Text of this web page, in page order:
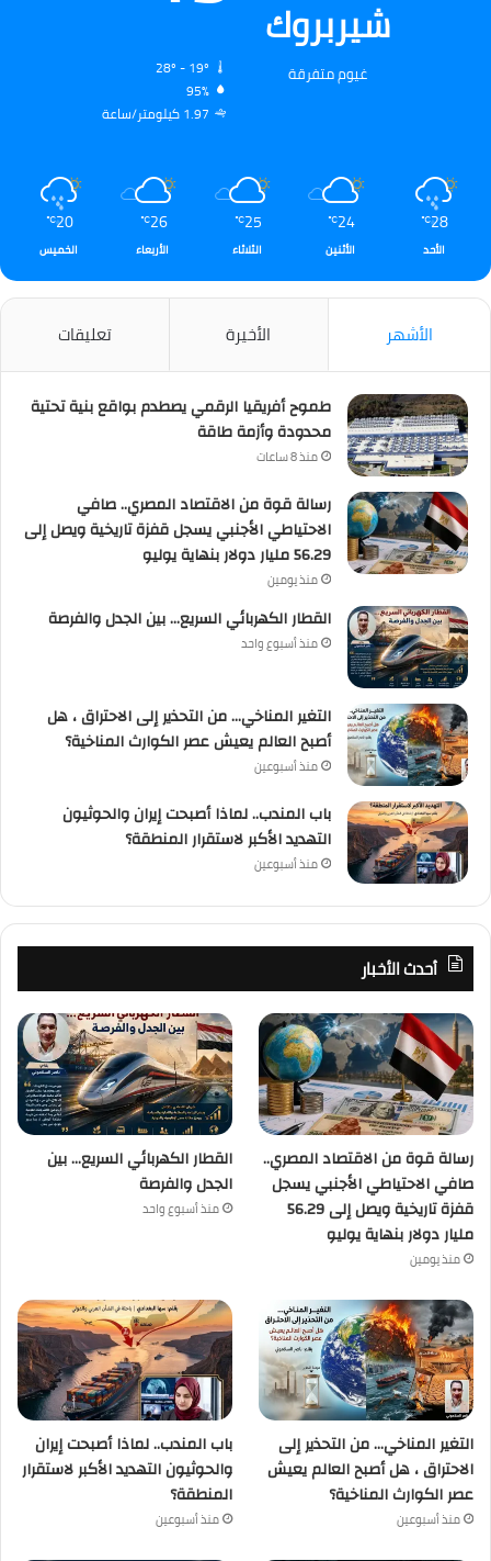
شيربروك
غيوم متفرقة
95%
1.97 كيلومتر/ساعة
28
℃
الأحد
24
℃
الأثنين
25
℃
الثلاثاء
26
℃
الأربعاء
20
℃
الخميس
الأشهر الأخيرة تعليقات
طموح أفريقيا الرقمي يصطدم بواقع بنية تحتية
محدودة وأزمة طاقة
منذ 8 ساعات
رسالة قوة من الاقتصاد المصري.. صافي
الاحتياطي الأجنبي يسجل قفزة تاريخية ويصل إلى
56.29 مليار دولار بنهاية يوليو
منذ يومين
القطار الكهربائي السريع… بين الجدل والفرصة
منذ أسبوع واحد
التغير المناخي… من التحذير إلى الاحتراق ، هل
أصبح العالم يعيش عصر الكوارث المناخية؟
منذ أسبوعين
باب المندب.. لماذا أصبحت إيران والحوثيون
التهديد الأكبر لاستقرار المنطقة؟
منذ أسبوعين
أحدث الأخبار
رسالة قوة من الاقتصاد المصري..
صافي الاحتياطي الأجنبي يسجل
قفزة تاريخية ويصل إلى 56.29
مليار دولار بنهاية يوليو
منذ يومين
القطار الكهربائي السريع… بين
الجدل والفرصة
منذ أسبوع واحد
التغير المناخي… من التحذير إلى
الاحتراق ، هل أصبح العالم يعيش
عصر الكوارث المناخية؟
منذ أسبوعين
باب المندب.. لماذا أصبحت إيران
والحوثيون التهديد الأكبر لاستقرار
المنطقة؟
منذ أسبوعين